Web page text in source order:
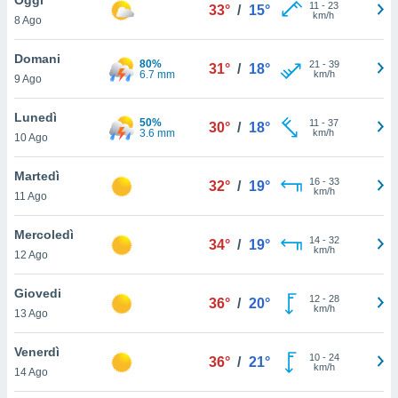
è
al sito
di
ci
di
il
un
la
nella
8 Ago
33° / 15° 11 - 23
km/h
Domani
9 Ago
80%
6.7 mm
31° / 18° 21 - 39
km/h
Lunedì
10 Ago
50%
3.6 mm
30° / 18° 11 - 37
km/h
Martedì
11 Ago
32° / 19° 16- 33
km/h
Mercoledì
12 Ago
34° / 19° 14- 32
km/h
Giovedi
13 Ago
36° / 20° 12- 28
km/h
Venerdì
14 Ago
36° / 21° 10- 24
km/h